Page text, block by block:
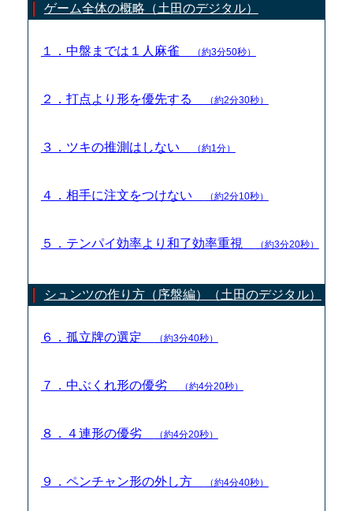
ゲーム全体の概略（土田のデジタル）
１．中盤までは１人麻雀 （約3分50秒）
２．打点より形を優先する （約2分30秒）
３．ツキの推測はしない （約1分）
４．相手に注文をつけない （約2分10秒）
５．テンパイ効率より和了効率重視 （約3分20秒）
シュンツの作り方（序盤編）（土田のデジタル）
６．孤立牌の選定 （約3分40秒）
７．中ぶくれ形の優劣 （約4分20秒）
８．４連形の優劣 （約4分20秒）
９．ペンチャン形の外し方 （約4分40秒）